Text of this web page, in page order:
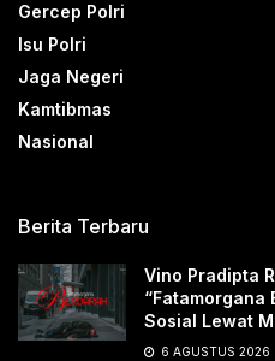
Gercep Polri
Isu Polri
Jaga Negeri
Kamtibmas
Nasional
Berita Terbaru
Vino Pradipta
“Fatamorgana
Sosial Lewat
6 AGUSTUS 2026